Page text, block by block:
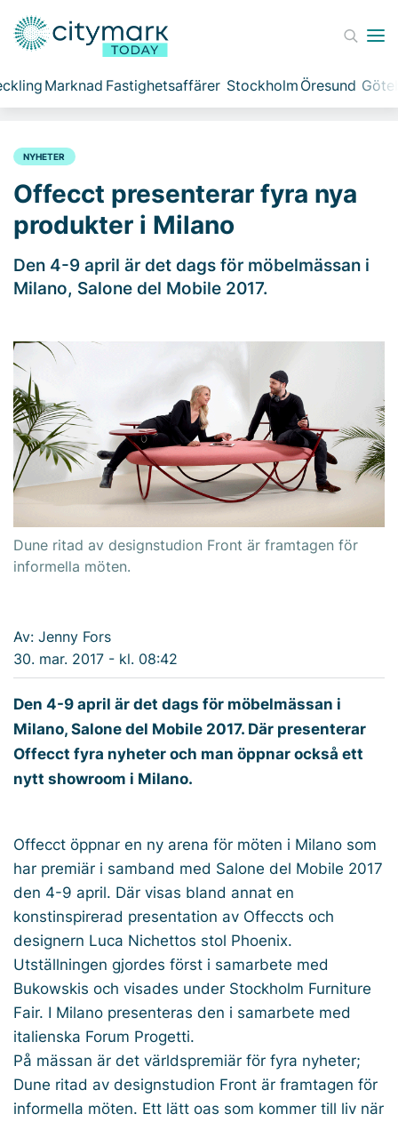
Marknad Fastighetsaffärer Stockholm Öresund
NYHETER
Offecct presenterar fyra nya
produkter i Milano
Den 4-9 april är det dags för möbelmässan i
Milano, Salone del Mobile 2017.
Dune ritad av designstudion Front är framtagen för
informella möten.
Av: Jenny Fors
30. mar. 2017 - kl. 08:42
Den 4-9 april är det dags för möbelmässan i
Milano, Salone del Mobile 2017. Där presenterar
Offecct fyra nyheter och man öppnar också ett
nytt showroom i Milano.
Offecct öppnar en ny arena för möten i Milano som
har premiär i samband med Salone del Mobile 2017
den 4-9 april. Där visas bland annat en
konstinspirerad presentation av Offeccts och
designern Luca Nichettos stol Phoenix.
Utställningen gjordes först i samarbete med
Bukowskis och visades under Stockholm Furniture
Fair. I Milano presenteras den i samarbete med
italienska Forum Progetti.
På mässan är det världspremiär för fyra nyheter;
Dune ritad av designstudion Front är framtagen för
informella möten. Ett lätt oas som kommer till liv när